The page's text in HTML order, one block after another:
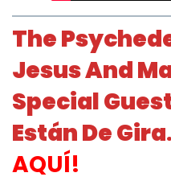
The
Jesus And
Special
Están De Gira.
AQUÍ!